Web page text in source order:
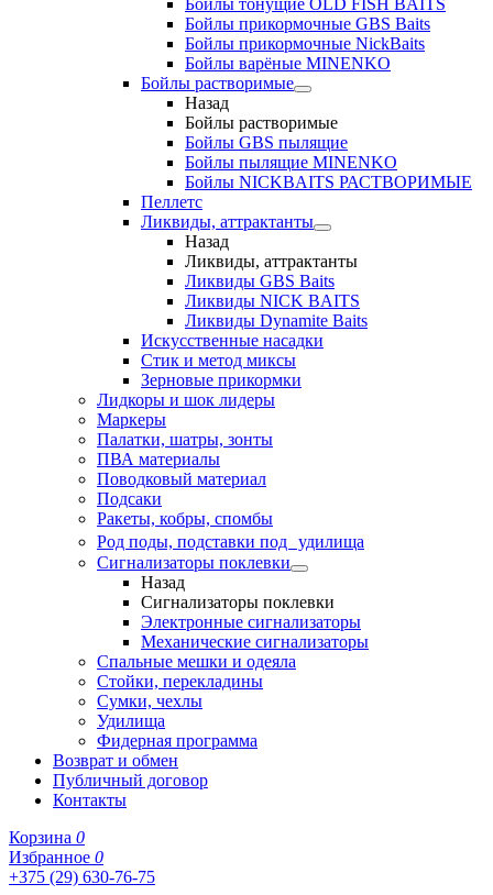
Бойлы тонущие OLD FISH BAITS
Бойлы прикормочные GBS Baits
Бойлы прикормочные NickBaits
Бойлы варёные MINENKO
Бойлы растворимые
Назад
Бойлы растворимые
Бойлы GBS пылящие
Бойлы пылящие MINENKO
Бойлы NICKBAITS РАСТВОРИМЫЕ
Пеллетс
Ликвиды, аттрактанты
Назад
Ликвиды, аттрактанты
Ликвиды GBS Baits
Ликвиды NICK BAITS
Ликвиды Dynamite Baits
Искусственные насадки
Стик и метод миксы
Зерновые прикормки
Лидкоры и шок лидеры
Маркеры
Палатки, шатры, зонты
ПВА материалы
Поводковый материал
Подсаки
Ракеты, кобры, спомбы
Род поды, подставки под удилища
Сигнализаторы поклевки
Назад
Сигнализаторы поклевки
Электронные сигнализаторы
Механические сигнализаторы
Спальные мешки и одеяла
Стойки, перекладины
Сумки, чехлы
Удилища
Фидерная программа
Возврат и обмен
Публичный договор
Контакты
Корзина 0
Избранное 0
+375 (29) 630-76-75